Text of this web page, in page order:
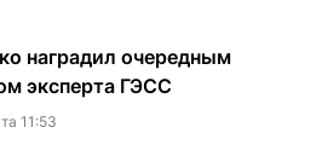
наградил очередным
эксперта ГЭСС
11:53